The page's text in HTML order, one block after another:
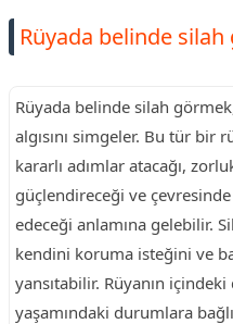
Rüyada belinde
Rüyada belinde silah
algısını simgeler. Bu tür bir
kararlı adımlar atacağı,
güçlendireceği ve
edeceği anlamına gelebilir.
kendini koruma isteğini ve
yansıtabilir. Rüyanın
yaşamındaki durumlara